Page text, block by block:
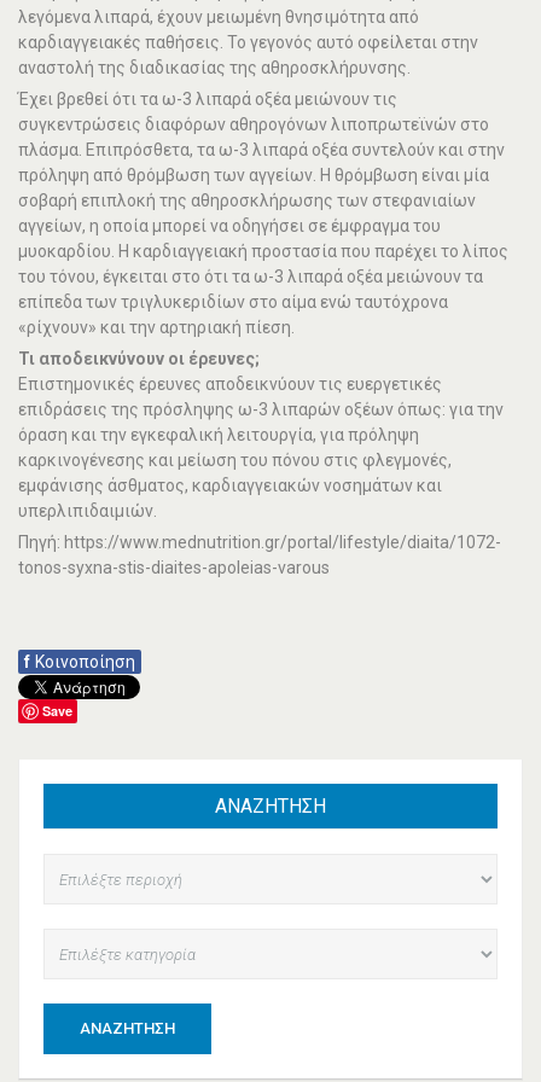
λεγόμενα λιπαρά, έχουν μειωμένη θνησιμότητα από
καρδιαγγειακές παθήσεις. Το γεγονός αυτό οφείλεται στην
αναστολή της διαδικασίας της αθηροσκλήρυνσης.
Έχει βρεθεί ότι τα ω-3 λιπαρά οξέα μειώνουν τις
συγκεντρώσεις διαφόρων αθηρογόνων λιποπρωτεϊνών στο
πλάσμα. Επιπρόσθετα, τα ω-3 λιπαρά οξέα συντελούν και στην
πρόληψη από θρόμβωση των αγγείων. Η θρόμβωση είναι μία
σοβαρή επιπλοκή της αθηροσκλήρωσης των στεφανιαίων
αγγείων, η οποία μπορεί να οδηγήσει σε έμφραγμα του
μυοκαρδίου. Η καρδιαγγειακή προστασία που παρέχει το λίπος
του τόνου, έγκειται στο ότι τα ω-3 λιπαρά οξέα μειώνουν τα
επίπεδα των τριγλυκεριδίων στο αίμα ενώ ταυτόχρονα
«ρίχνουν» και την αρτηριακή πίεση.
Τι αποδεικνύνουν οι έρευνες;
Επιστημονικές έρευνες αποδεικνύουν τις ευεργετικές
επιδράσεις της πρόσληψης ω-3 λιπαρών οξέων όπως: για την
όραση και την εγκεφαλική λειτουργία, για πρόληψη
καρκινογένεσης και μείωση του πόνου στις φλεγμονές,
εμφάνισης άσθματος, καρδιαγγειακών νοσημάτων και
υπερλιπιδαιμιών.
Πηγή: https://www.mednutrition.gr/portal/lifestyle/diaita/1072-
tonos-syxna-stis-diaites-apoleias-varous
f Κοινοποίηση
Save
ΑΝΑΖΗΤΗΣΗ
ΑΝΑΖΉΤΗΣΗ